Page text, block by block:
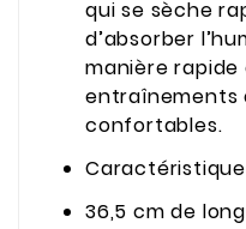
qui se sèche
d’absorber
manière
entraînements
confortables.
36,5 cm de